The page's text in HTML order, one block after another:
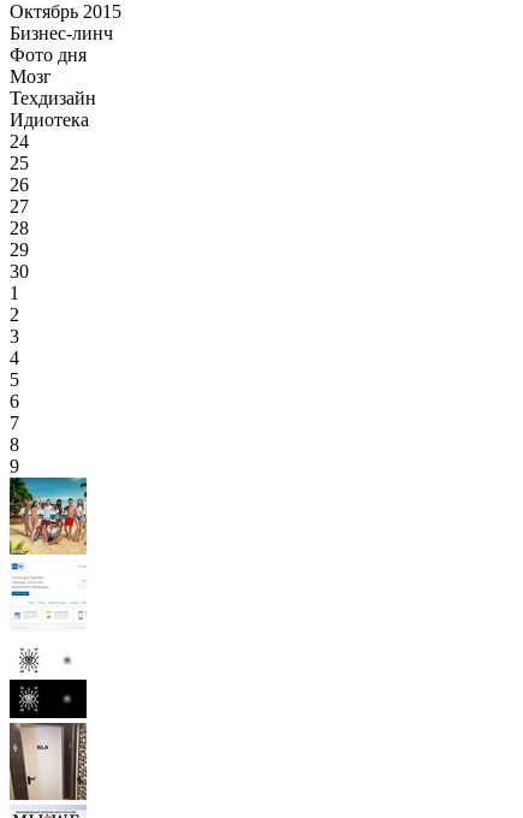
Октябрь 2015
Бизнес-линч
Фото дня
Мозг
Техдизайн
Идиотека
24
25
26
27
28
29
30
1
2
3
4
5
6
7
8
9